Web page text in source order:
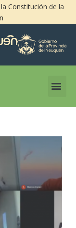
Constitución de la